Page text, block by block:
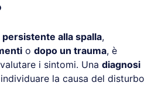
alla spalla,
o dopo un trauma, è
i sintomi. Una diagnosi
la causa del disturbo